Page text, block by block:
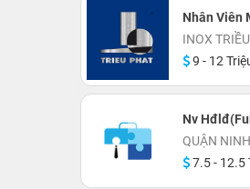
Nhân Viên
INOX
9 - 12
Nv
QUẬN
7.5 - 12.5